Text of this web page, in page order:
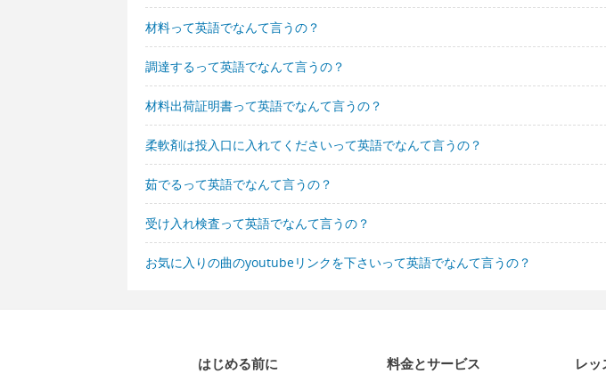
材料って英語でなんて言うの？
調達するって英語でなんて言うの？
材料出荷証明書って英語でなんて言うの？
柔軟剤は投入口に入れてくださいって英語でなんて言うの？
茹でるって英語でなんて言うの？
受け入れ検査って英語でなんて言うの？
お気に入りの曲のyoutubeリンクを下さいって英語でなんて言うの？
はじめる前に 料金とサービス レ